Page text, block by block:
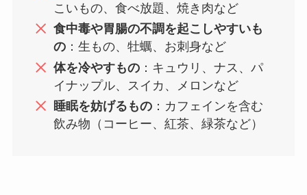
こいもの、食べ放題、焼き肉など
食中毒や胃腸の不調を起こしやすいも
の ：生もの、牡蠣、お刺身など
体を冷やすもの ：キュウリ、ナス、パ
イナップル、スイカ、メロンなど
睡眠を妨げるもの ：カフェインを含む
飲み物（コーヒー、紅茶、緑茶など）